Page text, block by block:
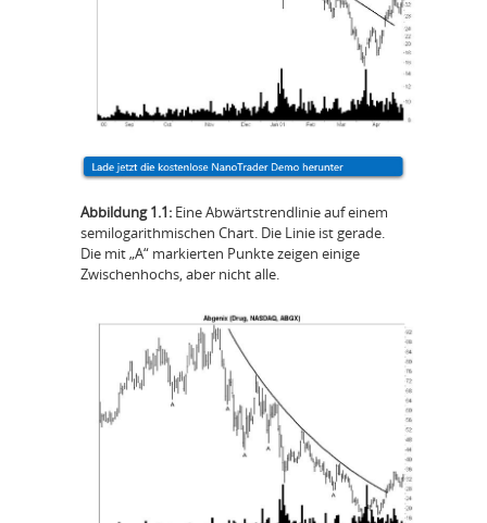
Abbildung 1.1: Eine Abwärtstrendlinie auf einem
semilogarithmischen Chart. Die Linie ist gerade.
Die mit „A“ markierten Punkte zeigen einige
Zwischenhochs, aber nicht alle.